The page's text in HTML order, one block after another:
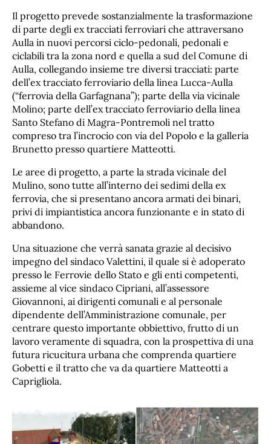
Il progetto prevede sostanzialmente la trasformazione
di parte degli ex tracciati ferroviari che attraversano
Aulla in nuovi percorsi ciclo-pedonali, pedonali e
ciclabili tra la zona nord e quella a sud del Comune di
Aulla, collegando insieme tre diversi tracciati: parte
dell’ex tracciato ferroviario della linea Lucca-Aulla
(“ferrovia della Garfagnana”); parte della via vicinale
Molino; parte dell’ex tracciato ferroviario della linea
Santo Stefano di Magra-Pontremoli nel tratto
compreso tra l’incrocio con via del Popolo e la galleria
Brunetto presso quartiere Matteotti.
Le aree di progetto, a parte la strada vicinale del
Mulino, sono tutte all’interno dei sedimi della ex
ferrovia, che si presentano ancora armati dei binari,
privi di impiantistica ancora funzionante e in stato di
abbandono.
Una situazione che verrà sanata grazie al decisivo
impegno del sindaco Valettini, il quale si è adoperato
presso le Ferrovie dello Stato e gli enti competenti,
assieme al vice sindaco Cipriani, all’assessore
Giovannoni, ai dirigenti comunali e al personale
dipendente dell’Amministrazione comunale, per
centrare questo importante obbiettivo, frutto di un
lavoro veramente di squadra, con la prospettiva di una
futura ricucitura urbana che comprenda quartiere
Gobetti e il tratto che va da quartiere Matteotti a
Caprigliola.